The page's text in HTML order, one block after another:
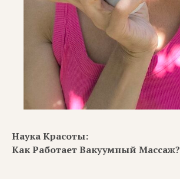
Наука Красоты:
Как Работает Вакуумный Массаж?